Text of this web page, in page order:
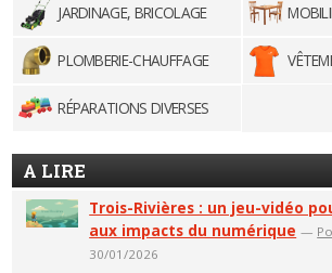
JARDINAGE, BRICOLAGE
PLOMBERIE-CHAUFFAGE
RÉPARATIONS DIVERSES
A LIRE
Trois-Rivières : un jeu-vidéo
aux impacts du numérique —
30/01/2026